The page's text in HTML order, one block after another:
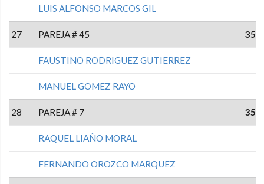
LUIS ALFONSO MARCOS GIL
27 PAREJA # 45 35
FAUSTINO RODRIGUEZ GUTIERREZ
MANUEL GOMEZ RAYO
28 PAREJA # 7 35
RAQUEL LIAÑO MORAL
FERNANDO OROZCO MARQUEZ